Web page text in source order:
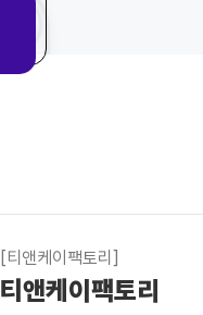
[티앤케이팩토리]
티앤케이팩토리